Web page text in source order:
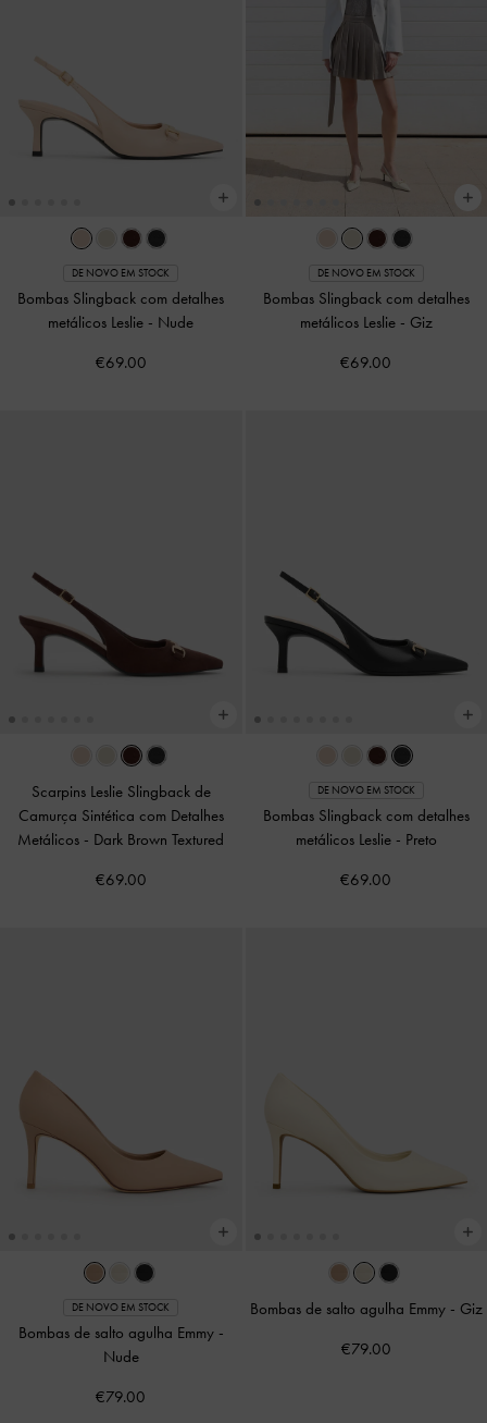
DE NOVO EM STOCK
Bombas Slingback com detalhes
metálicos Leslie - Nude
€69.00
DE NOVO EM STOCK
Bombas Slingback com detalhes
metálicos Leslie - Giz
€69.00
Scarpins Leslie Slingback de
Camurça Sintética com Detalhes
Metálicos - Dark Brown Textured
€69.00
DE NOVO EM STOCK
Bombas Slingback com detalhes
metálicos Leslie - Preto
€69.00
DE NOVO EM STOCK
Bombas de salto agulha Emmy -
Nude
€79.00
Bombas de salto agulha Emmy - Giz
€79.00